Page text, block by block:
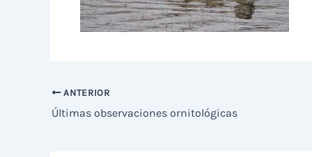
ANTERIOR
Últimas observaciones ornitológicas